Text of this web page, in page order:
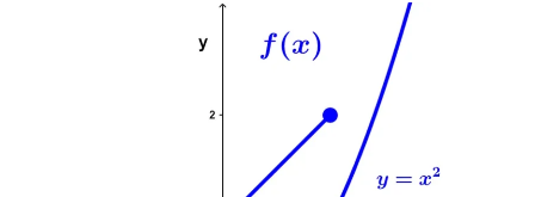
x>1\end{cases}